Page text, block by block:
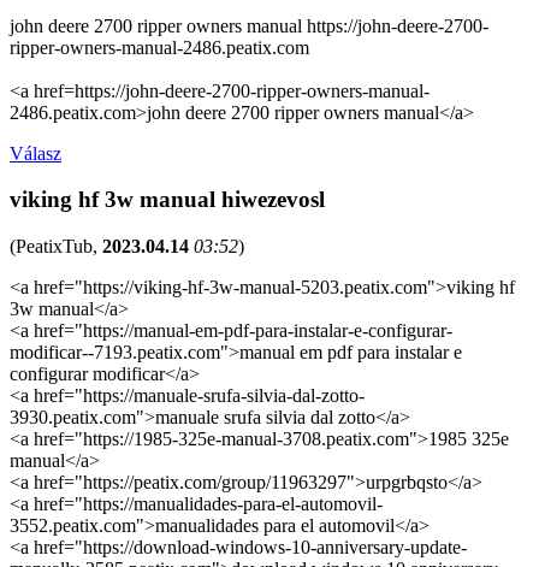
john deere 2700 ripper owners manual https://john-deere-2700-
ripper-owners-manual-2486.peatix.com
<a href=https://john-deere-2700-ripper-owners-manual-
2486.peatix.com>john deere 2700 ripper owners manual</a>
Válasz
viking hf 3w manual hiwezevosl
(PeatixTub, 2023.04.14 03:52)
<a href="https://viking-hf-3w-manual-5203.peatix.com">viking hf
3w manual</a>
<a href="https://manual-em-pdf-para-instalar-e-configurar-
modificar--7193.peatix.com">manual em pdf para instalar e
configurar modificar</a>
<a href="https://manuale-srufa-silvia-dal-zotto-
3930.peatix.com">manuale srufa silvia dal zotto</a>
<a href="https://1985-325e-manual-3708.peatix.com">1985 325e
manual</a>
<a href="https://peatix.com/group/11963297">urpgrbqsto</a>
<a href="https://manualidades-para-el-automovil-
3552.peatix.com">manualidades para el automovil</a>
<a href="https://download-windows-10-anniversary-update-